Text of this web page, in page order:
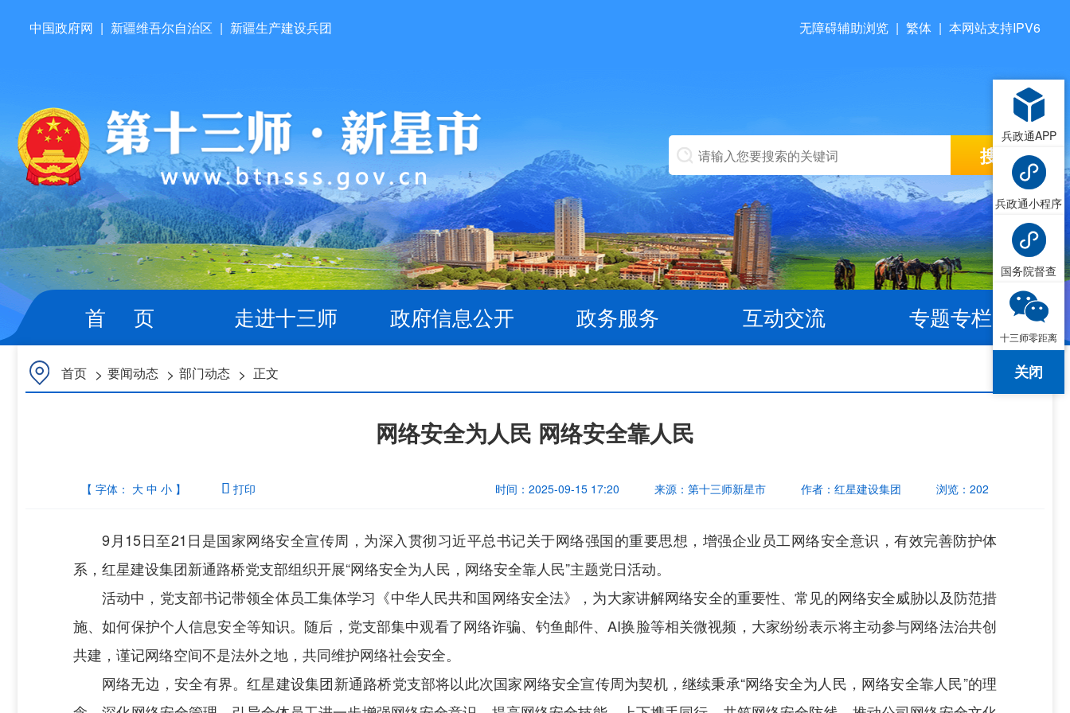
中国政府网 | 新疆维吾尔自治区 | 新疆生产建设兵团 无障碍辅助浏览 | 繁体 | 本网站支持IPV6
首 页 走进十三师 政府信息公开 政务服务 互动交流 专题专栏
首页 > 要闻动态 > 部门动态 > 正文
网络安全为人民 网络安全靠人民
【 字体： 大 中 小 】  打印 时间： 2025-09-15 17:20 来源： 第十三师新星市 作者： 红星建设集团 浏览： 202
9月15日至21日是国家网络安全宣传周，为深入贯彻习近平总书记关于网络强国的重要思想，增强企业员工网络安全意识，有效完善防护体
系，红星建设集团新通路桥党支部组织开展“网络安全为人民，网络安全靠人民”主题党日活动。
活动中，党支部书记带领全体员工集体学习《中华人民共和国网络安全法》，为大家讲解网络安全的重要性、常见的网络安全威胁以及防范措
施、如何保护个人信息安全等知识。随后，党支部集中观看了网络诈骗、钓鱼邮件、AI换脸等相关微视频，大家纷纷表示将主动参与网络法治共创
共建，谨记网络空间不是法外之地，共同维护网络社会安全。
网络无边，安全有界。红星建设集团新通路桥党支部将以此次国家网络安全宣传周为契机，继续秉承“网络安全为人民，网络安全靠人民”的理
兵政通APP
兵政通小程序
国务院督查
十三师零距离
关闭